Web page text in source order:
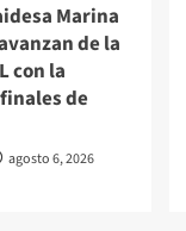
Marina
de la
con la
de
agosto 6, 2026